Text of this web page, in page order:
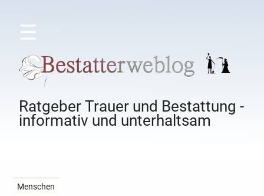
☰
Ratgeber Trauer und Bestattung -
informativ und unterhaltsam
Menschen